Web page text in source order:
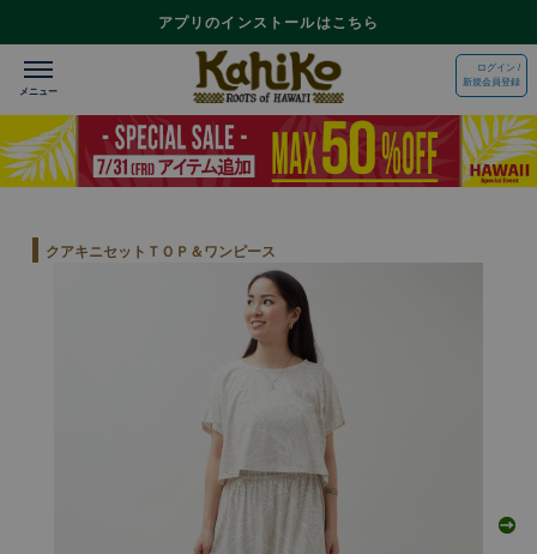
アプリのインストールはこちら
ログイン /
新規会員登録
クアキニセットＴＯＰ＆ワンピース